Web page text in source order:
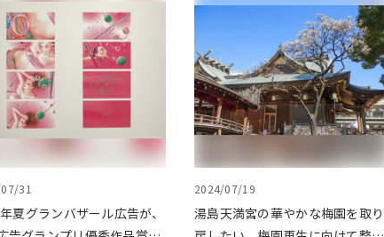
31
夏グランバザール広告が、
2024/07/19
湯島天満宮の華やかな梅園を取り